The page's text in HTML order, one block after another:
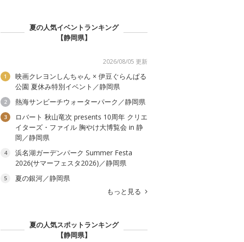
夏の人気イベントランキング
【静岡県】
2026/08/05 更新
1
映画クレヨンしんちゃん × 伊豆ぐらんぱる
公園 夏休み特別イベント／静岡県
2 熱海サンビーチウォーターパーク／静岡県
3
ロバート 秋山竜次 presents 10周年 クリエ
イターズ・ファイル 胸やけ大博覧会 in 静
岡／静岡県
4
浜名湖ガーデンパーク Summer Festa
2026(サマーフェスタ2026)／静岡県
5
夏の銀河／静岡県
もっと見る
夏の人気スポットランキング
【静岡県】